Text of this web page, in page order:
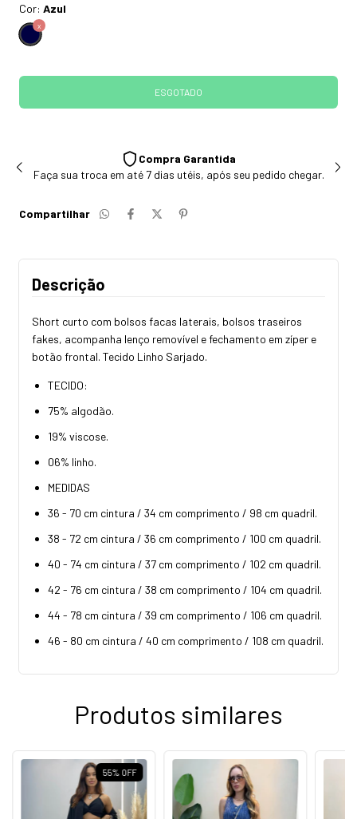
Cor: Azul
Compra Garantida
Faça sua troca em até 7 dias utéis, após seu pedido chegar.
Compartilhar
Descrição
Short curto com bolsos facas laterais, bolsos traseiros
fakes, acompanha lenço removível e fechamento em zíper e
botão frontal. Tecido Linho Sarjado.
TECIDO:
75% algodão.
19% viscose.
06% linho.
MEDIDAS
36 - 70 cm cintura / 34 cm comprimento / 98 cm quadril.
38 - 72 cm cintura / 36 cm comprimento / 100 cm quadril.
40 - 74 cm cintura / 37 cm comprimento / 102 cm quadril.
42 - 76 cm cintura / 38 cm comprimento / 104 cm quadril.
44 - 78 cm cintura / 39 cm comprimento / 106 cm quadril.
46 - 80 cm cintura / 40 cm comprimento / 108 cm quadril.
Produtos similares
55% OFF